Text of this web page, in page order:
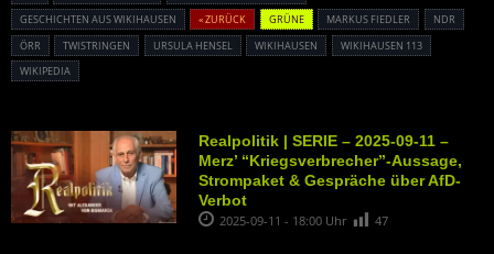
GESCHICHTEN AUS WIKIHAUSEN
« ZURÜCK GRÜNE MARKUS FIEDLER
NDR
ÖRR
TWISTRINGEN URSULA HENSEL WIKIHAUSEN
WIKIHAUSEN 113
WIKIPEDIA
Realpolitik | SERIE – 2025-09-11 –
Merz’ “Kriegsverbrecher”-Aussage,
Strompaket & Gespräche über AfD-
Verbot
2025-09-11 - 18:00 Uhr 47